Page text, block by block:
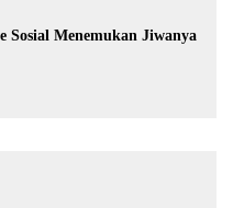
Sosial Menemukan Jiwanya